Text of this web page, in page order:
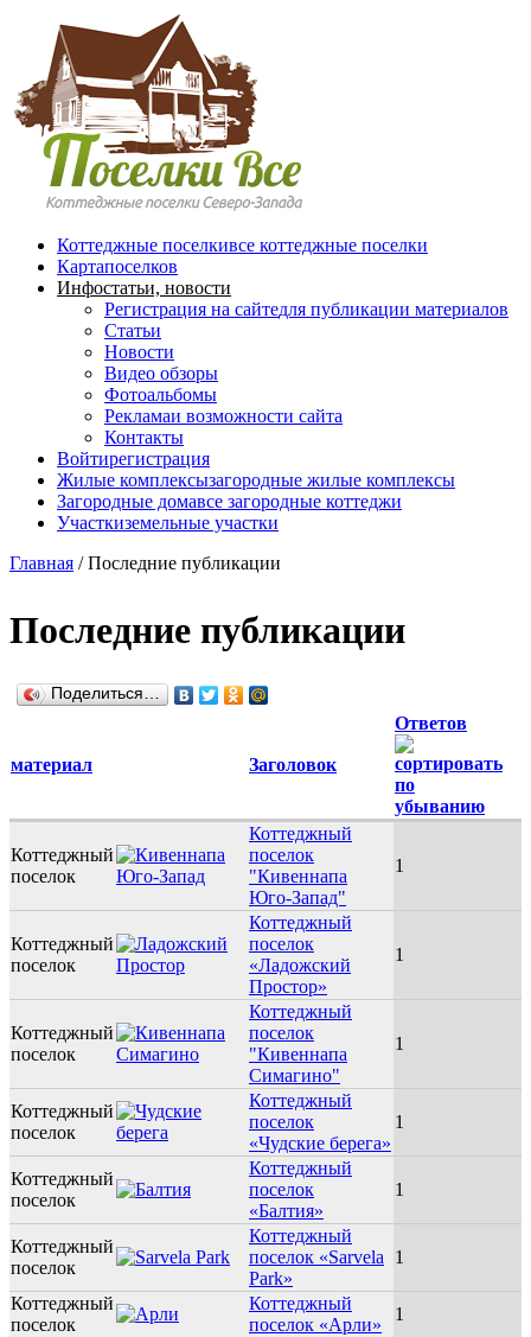
Перейти к основному содержанию
Коттеджные поселкивсе коттеджные поселки
Картапоселков
Инфостатьи, новости
Регистрация на сайтедля публикации материалов
Статьи
Новости
Видео обзоры
Фотоальбомы
Рекламаи возможности сайта
Контакты
Войтирегистрация
Жилые комплексызагородные жилые комплексы
Загородные домавсе загородные коттеджи
Участкиземельные участки
Главная /Последние публикации
Последние публикации
Поделиться…
материал Заголовок
Ответов
Коттеджный
поселок
Коттеджный
поселок
"Кивеннапа
Юго-Запад"
1
Коттеджный
поселок
Коттеджный
поселок
«Ладожский
Простор»
1
Коттеджный
поселок
Коттеджный
поселок
"Кивеннапа
Симагино"
1
Коттеджный
поселок
Коттеджный
поселок
«Чудские берега»
1
Коттеджный
поселок
Коттеджный
поселок
«Балтия»
1
Коттеджный
поселок
Коттеджный
поселок «Sarvela
Park»
1
Коттеджный
поселок
Коттеджный
поселок «Арли»
1